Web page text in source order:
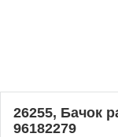
26255, Бачок
96182279